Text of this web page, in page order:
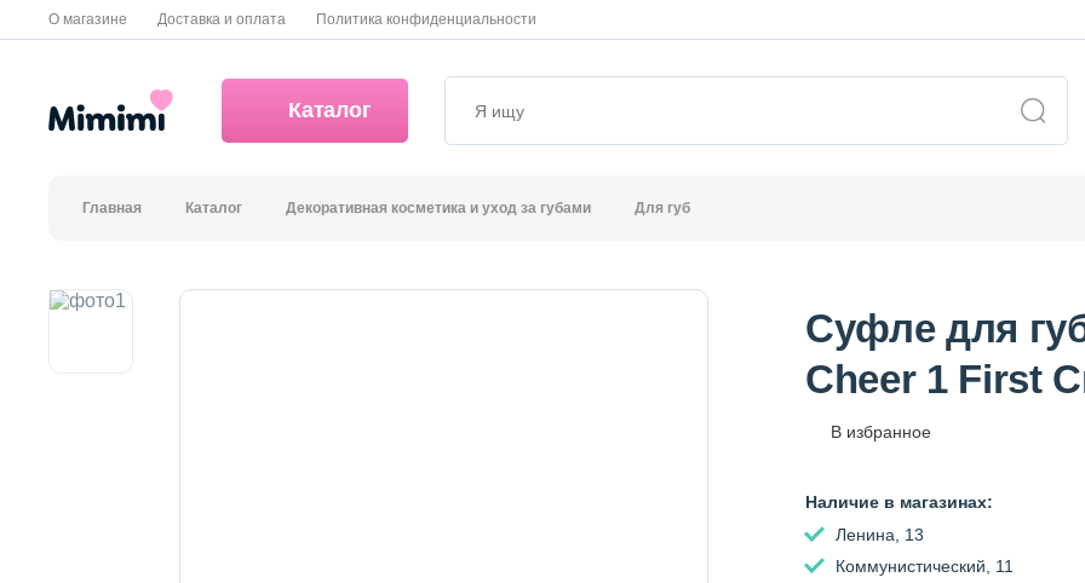
О магазине Доставка и оплата Политика конфиденциальности
Каталог
Главная Каталог Декоративная косметика и уход за губами Для губ
Суфле для
Cheer 1 First
В избранное
Наличие в магазинах:
Ленина, 13
Коммунистический, 11